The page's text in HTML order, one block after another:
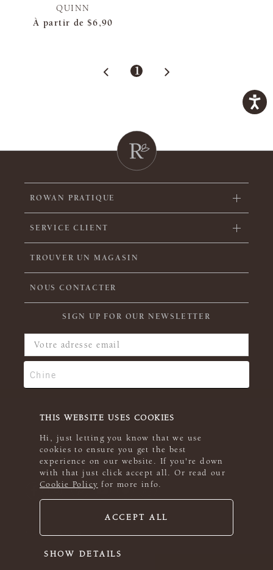
THIS WEBSITE USES COOKIES
Hi, just letting you know that we use
cookies to ensure you get the best
experience on our website. If you're down
with that just click accept all. Or read our
Cookie Policy for more info.
ACCEPT ALL
SHOW DETAILS
QUINN
À partir de $6,90
1
ROWAN PRATIQUE
SERVICE CLIENT
TROUVER UN MAGASIN
NOUS CONTACTER
SIGN UP FOR OUR NEWSLETTER
© 2026 Rowan